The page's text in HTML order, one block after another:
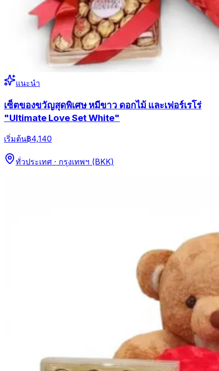
แนะนำ
เซ็ตของขวัญสุดพิเศษ หมีขาว ดอกไม้ และเฟอร์เรโร่
"Ultimate Love Set White"
เริ่มต้น฿4,140
ทั่วประเทศ · กรุงเทพฯ (BKK)